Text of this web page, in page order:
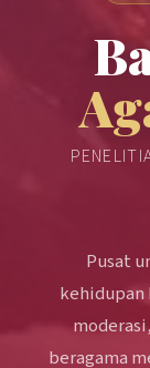
Pusat
kehidupan
beragama